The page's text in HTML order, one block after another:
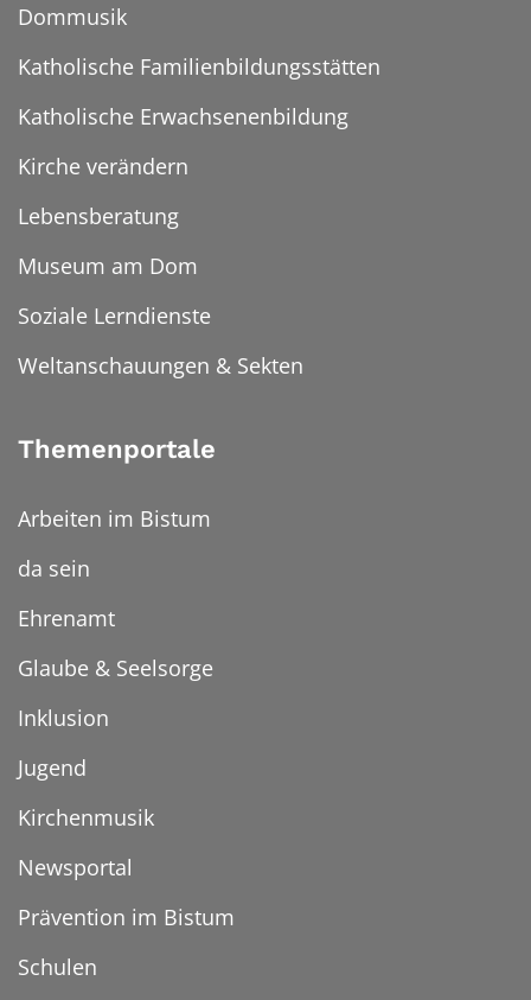
Dommusik
Katholische Familienbildungsstätten
Katholische Erwachsenenbildung
Kirche verändern
Lebensberatung
Museum am Dom
Soziale Lerndienste
Weltanschauungen & Sekten
Themenportale
Arbeiten im Bistum
da sein
Ehrenamt
Glaube & Seelsorge
Inklusion
Jugend
Kirchenmusik
Newsportal
Prävention im Bistum
Schulen